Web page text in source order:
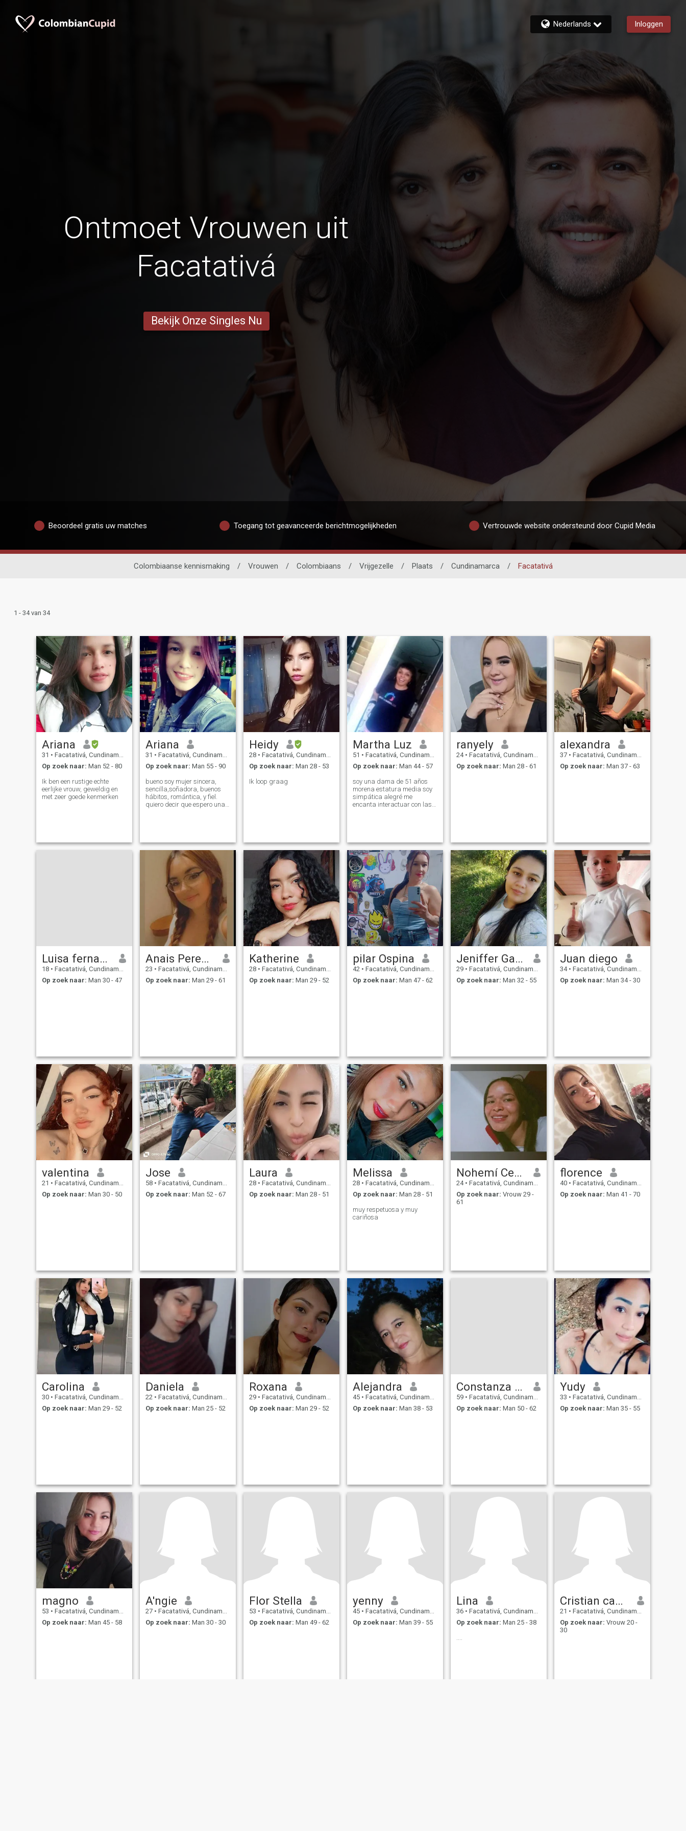
Nederlands Inloggen
Ontmoet Vrouwen uit
Facatativá
Bekijk Onze Singles Nu
Beoordeel gratis uw matches Toegang tot geavanceerde berichtmogelijkheden Vertrouwde website ondersteund door Cupid Media
Colombiaanse kennismaking / Vrouwen / Colombiaans / Vrijgezelle / Plaats / Cundinamarca / Facatativá
1 - 34 van 34
Ariana
31 • Facatativá, Cundinamarca, Colombia
Op zoek naar: Man 52 - 80
Ik ben een rustige echte
eerlijke vrouw, geweldig en
met zeer goede kenmerken
Ariana
31 • Facatativá, Cundinamarca, Colombia
Op zoek naar: Man 55 - 90
bueno soy mujer sincera,
sencilla,soñadora, buenos
hábitos, romántica, y fiel.
quiero decir que espero una o
conversación, no hay ningún
problema es me
Heidy
28 • Facatativá, Cundinamarca, Colombia
Op zoek naar: Man 28 - 53
Ik loop graag
Martha Luz
51 • Facatativá, Cundinamarca, Colombia
Op zoek naar: Man 44 - 57
soy una dama de 51 años
morena estatura media soy
simpática alegré me
encanta interactuar con las
ranyely
24 • Facatativá, Cundinamarca, Colombia
Op zoek naar: Man 28 - 61
alexandra
37 • Facatativá, Cundinamarca, Colombia
Op zoek naar: Man 37 - 63
Luisa fernanda
18 • Facatativá, Cundinamarca, Colombia
Op zoek naar: Man 30 - 47
Anais Perez💕
23 • Facatativá, Cundinamarca, Colombia
Op zoek naar: Man 29 - 61
Katherine
28 • Facatativá, Cundinamarca, Colombia
Op zoek naar: Man 29 - 52
pilar Ospina
42 • Facatativá, Cundinamarca, Colombia
Op zoek naar: Man 47 - 62
Jeniffer García
29 • Facatativá, Cundinamarca, Colombia
Op zoek naar: Man 32 - 55
Juan diego
34 • Facatativá, Cundinamarca, Colombia
Op zoek naar: Man 34 - 30
valentina
21 • Facatativá, Cundinamarca, Colombia
Op zoek naar: Man 30 - 50
Jose
58 • Facatativá, Cundinamarca, Colombia
Op zoek naar: Man 52 - 67
Laura
28 • Facatativá, Cundinamarca, Colombia
Op zoek naar: Man 28 - 51
Melissa
28 • Facatativá, Cundinamarca, Colombia
Op zoek naar: Man 28 - 51
muy respetuosa y muy
cariñosa
Nohemí Cerpa
24 • Facatativá, Cundinamarca, Colombia
Op zoek naar: Vrouw 29 -
61
florence
40 • Facatativá, Cundinamarca, Colombia
Op zoek naar: Man 41 - 70
Carolina
30 • Facatativá, Cundinamarca, Colombia
Op zoek naar: Man 29 - 52
Daniela
22 • Facatativá, Cundinamarca, Colombia
Op zoek naar: Man 25 - 52
Roxana
29 • Facatativá, Cundinamarca, Colombia
Op zoek naar: Man 29 - 52
Alejandra
45 • Facatativá, Cundinamarca, Colombia
Op zoek naar: Man 38 - 53
Constanza Rodríguez avila
59 • Facatativá, Cundinamarca, Colombia
Op zoek naar: Man 50 - 62
Yudy
33 • Facatativá, Cundinamarca, Colombia
Op zoek naar: Man 35 - 55
magno
53 • Facatativá, Cundinamarca, Colombia
Op zoek naar: Man 45 - 58
A'ngie
27 • Facatativá, Cundinamarca, Colombia
Op zoek naar: Man 30 - 30
Flor Stella
53 • Facatativá, Cundinamarca, Colombia
Op zoek naar: Man 49 - 62
yenny
45 • Facatativá, Cundinamarca, Colombia
Op zoek naar: Man 39 - 55
Lina
36 • Facatativá, Cundinamarca, Colombia
Op zoek naar: Man 25 - 38
....
Cristian caballero
21 • Facatativá, Cundinamarca, Colombia
Op zoek naar: Vrouw 20 -
30